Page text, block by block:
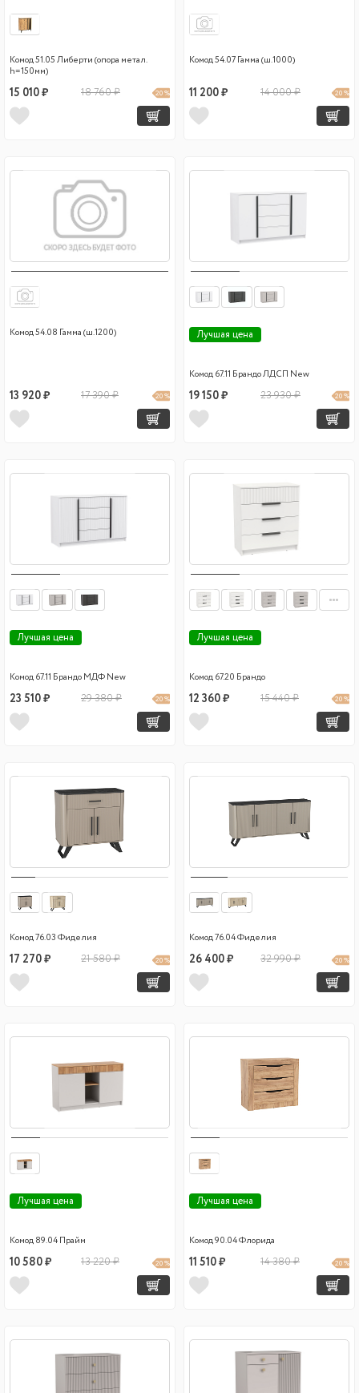
Комод 51.05 Либерти (опора метал.
h=150мм)
15 010 ₽ 18 760 ₽ 20 %
Комод 54.07 Гамма (ш.1000)
11 200 ₽ 14 000 ₽ 20 %
Комод 54.08 Гамма (ш.1200)
13 920 ₽ 17 390 ₽ 20 %
Лучшая цена
Комод 67.11 Брандо ЛДСП New
19 150 ₽ 23 930 ₽ 20 %
Лучшая цена
Комод 67.11 Брандо МДФ New
23 510 ₽ 29 380 ₽ 20 %
Лучшая цена
Комод 67.20 Брандо
12 360 ₽ 15 440 ₽ 20 %
Комод 76.03 Фиделия
17 270 ₽ 21 580 ₽ 20 %
Комод 76.04 Фиделия
26 400 ₽ 32 990 ₽ 20 %
Лучшая цена
Комод 89.04 Прайм
10 580 ₽ 13 220 ₽ 20 %
Лучшая цена
Комод 90.04 Флорида
11 510 ₽ 14 380 ₽ 20 %